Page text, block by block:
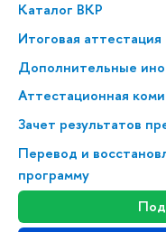
Каталог ВКР
Итоговая аттестация
Дополнительные
Аттестационная
Зачет результатов
Перевод и
программу